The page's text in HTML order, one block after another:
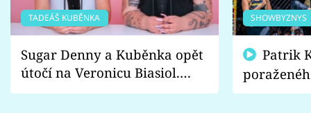
TADEÁŠ KUBĚNKA
Sugar Denny a Kuběnka opět
útočí na Veronicu Biasiol.
Proč je podle nich falešná a
SHOWBYZNYS
fanoušci